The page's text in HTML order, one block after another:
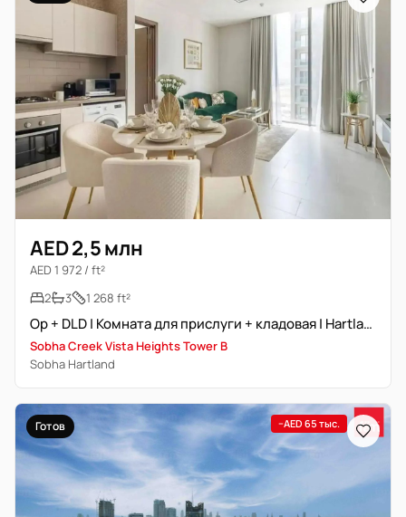
AED 2,5 млн
AED 1 972 / ft²
2
3 1 268 ft²
Op + DLD | Комната для прислуги + кладовая | Hartland View
Sobha Creek Vista Heights Tower B
Sobha Hartland
Готов −AED 65 тыс.